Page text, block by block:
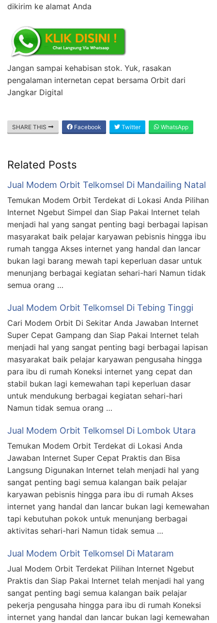
dikirim ke alamat Anda
Jangan sampai kehabisan stok. Yuk, rasakan
pengalaman internetan cepat bersama Orbit dari
Jangkar Digital
SHARE THIS Facebook Twitter WhatsApp
Related Posts
Jual Modem Orbit Telkomsel Di Mandailing Natal
Temukan Modem Orbit Terdekat di Lokasi Anda Pilihan
Internet Ngebut Simpel dan Siap Pakai Internet telah
menjadi hal yang sangat penting bagi berbagai lapisan
masyarakat baik pelajar karyawan pebisnis hingga ibu
rumah tangga Akses internet yang handal dan lancar
bukan lagi barang mewah tapi keperluan dasar untuk
menunjang berbagai kegiatan sehari-hari Namun tidak
semua orang …
Jual Modem Orbit Telkomsel Di Tebing Tinggi
Cari Modem Orbit Di Sekitar Anda Jawaban Internet
Super Cepat Gampang dan Siap Pakai Internet telah
menjadi hal yang sangat penting bagi berbagai lapisan
masyarakat baik pelajar karyawan pengusaha hingga
para ibu di rumah Koneksi internet yang cepat dan
stabil bukan lagi kemewahan tapi keperluan dasar
untuk mendukung berbagai kegiatan sehari-hari
Namun tidak semua orang …
Jual Modem Orbit Telkomsel Di Lombok Utara
Temukan Modem Orbit Terdekat di Lokasi Anda
Jawaban Internet Super Cepat Praktis dan Bisa
Langsung Digunakan Internet telah menjadi hal yang
sangat penting bagi semua kalangan baik pelajar
karyawan pebisnis hingga para ibu di rumah Akses
internet yang handal dan lancar bukan lagi kemewahan
tapi kebutuhan pokok untuk menunjang berbagai
aktivitas sehari-hari Namun tidak semua …
Jual Modem Orbit Telkomsel Di Mataram
Jual Modem Orbit Terdekat Pilihan Internet Ngebut
Praktis dan Siap Pakai Internet telah menjadi hal yang
sangat penting bagi semua kalangan baik pelajar
pekerja pengusaha hingga para ibu di rumah Koneksi
internet yang handal dan lancar bukan lagi kemewahan